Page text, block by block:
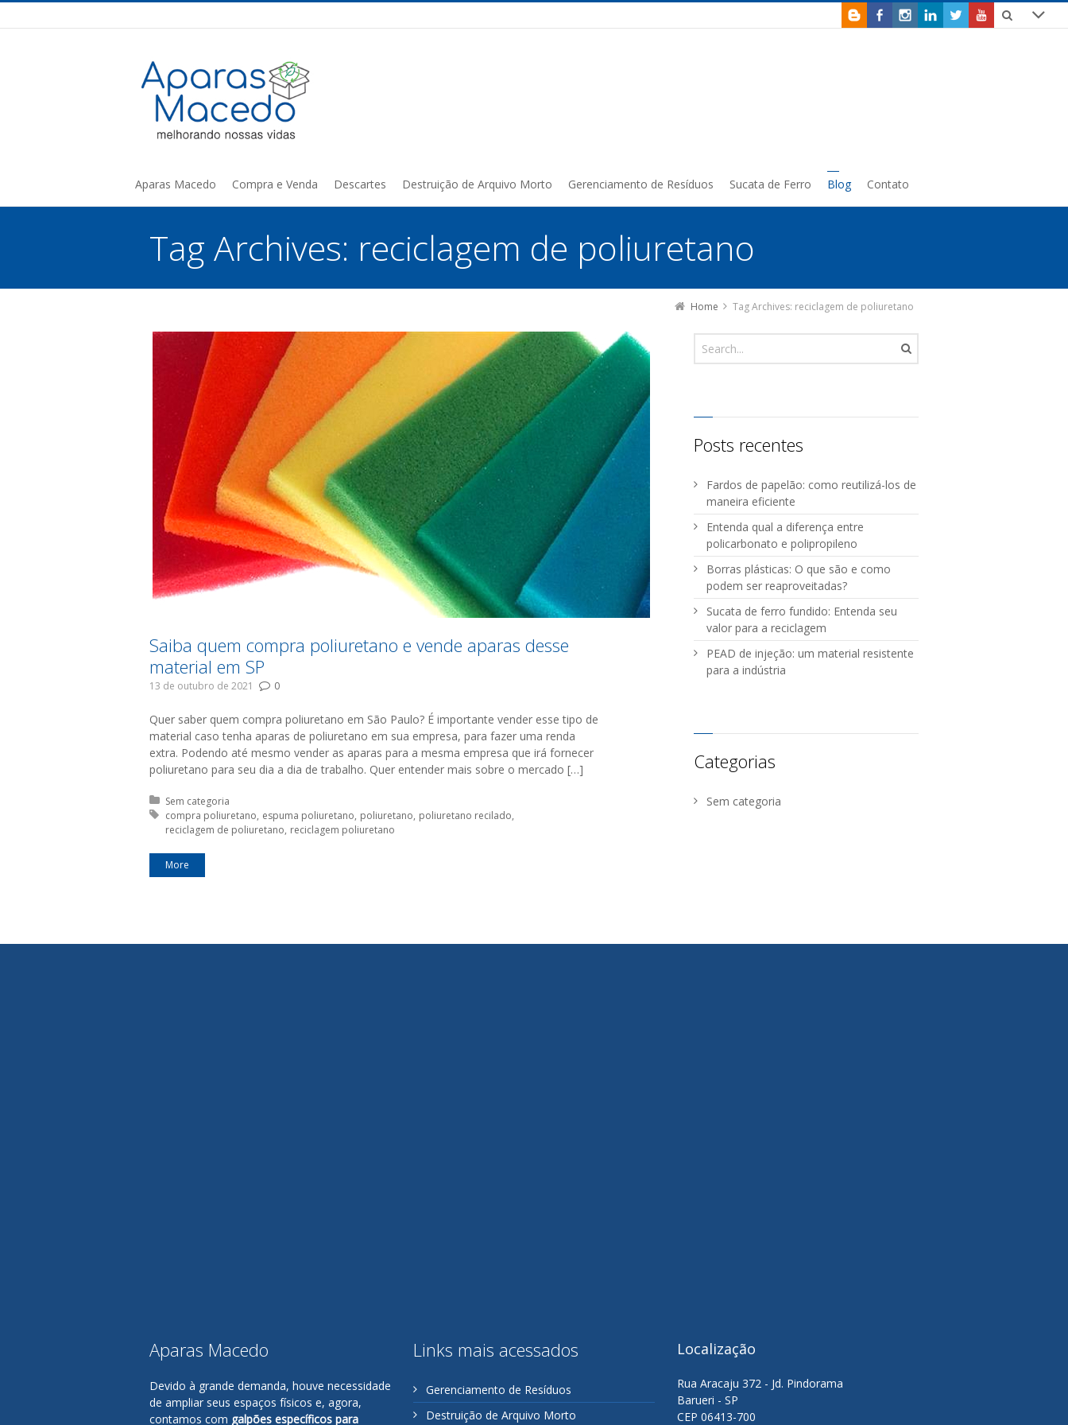
Aparas Macedo Compra e Venda Descartes Destruição de Arquivo Morto Gerenciamento de Resíduos Sucata de Ferro Blog Contato
Tag Archives: reciclagem de poliuretano
Home Tag Archives: reciclagem de poliuretano
Saiba quem compra poliuretano e vende aparas desse
material em SP
13 de outubro de 2021 0
Quer saber quem compra poliuretano em São Paulo? É importante vender esse tipo de
material caso tenha aparas de poliuretano em sua empresa, para fazer uma renda
extra. Podendo até mesmo vender as aparas para a mesma empresa que irá fornecer
poliuretano para seu dia a dia de trabalho. Quer entender mais sobre o mercado […]
Posted in:
Sem categoria
Tagged with:
compra poliuretano espuma poliuretano poliuretano poliuretano recilado
reciclagem de poliuretano reciclagem poliuretano
More
Posts recentes
Fardos de papelão: como reutilizá-los de
maneira eficiente
Entenda qual a diferença entre
policarbonato e polipropileno
Borras plásticas: O que são e como
podem ser reaproveitadas?
Sucata de ferro fundido: Entenda seu
valor para a reciclagem
PEAD de injeção: um material resistente
para a indústria
Categorias
Sem categoria
Aparas Macedo
Devido à grande demanda, houve necessidade
de ampliar seus espaços físicos e, agora,
contamos com galpões específicos para
Links mais acessados
Gerenciamento de Resíduos
Destruição de Arquivo Morto
Localização
Rua Aracaju 372 - Jd. Pindorama
Barueri - SP
CEP 06413-700